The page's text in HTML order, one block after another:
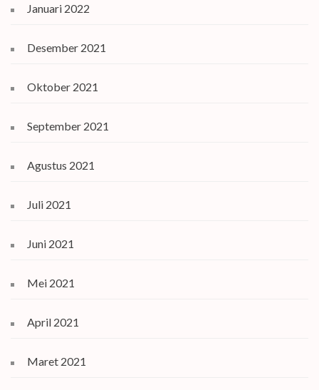
Januari 2022
Desember 2021
Oktober 2021
September 2021
Agustus 2021
Juli 2021
Juni 2021
Mei 2021
April 2021
Maret 2021